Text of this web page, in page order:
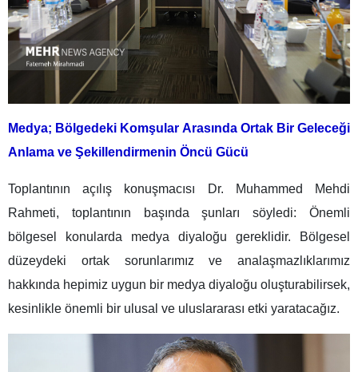
Medya; Bölgedeki Komşular Arasında Ortak Bir Geleceği
Anlama ve Şekillendirmenin Öncü Gücü
Toplantının açılış konuşmacısı Dr. Muhammed Mehdi
Rahmeti, toplantının başında şunları söyledi: Önemli
bölgesel konularda medya diyaloğu gereklidir. Bölgesel
düzeydeki ortak sorunlarımız ve analaşmazlıklarımız
hakkında hepimiz uygun bir medya diyaloğu oluşturabilirsek,
kesinlikle önemli bir ulusal ve uluslararası etki yaratacağız.